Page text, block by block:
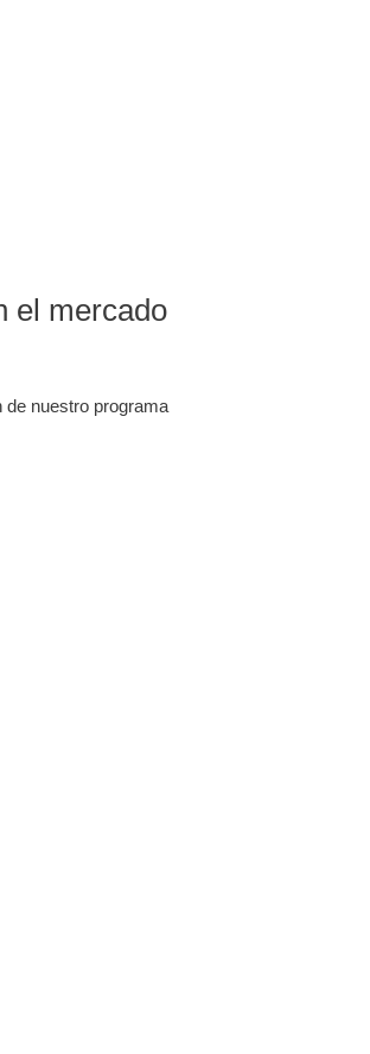
el mercado
de nuestro programa